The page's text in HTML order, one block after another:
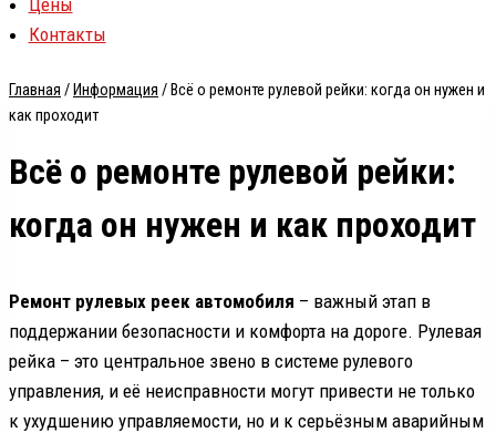
Контакты
Главная / Информация / Всё о ремонте рулевой рейки: когда он нужен и
как проходит
Всё о ремонте рулевой рейки:
когда он нужен и как проходит
Ремонт рулевых реек автомобиля – важный этап в
поддержании безопасности и комфорта на дороге. Рулевая
рейка – это центральное звено в системе рулевого
управления, и её неисправности могут привести не только
к ухудшению управляемости, но и к серьёзным аварийным